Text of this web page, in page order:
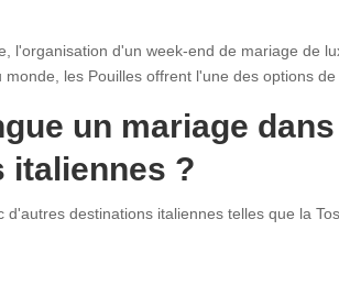
l'organisation d'un week-end de mariage de
les Pouilles offrent l'une des options
un mariage
italiennes ?
destinations italiennes telles que la